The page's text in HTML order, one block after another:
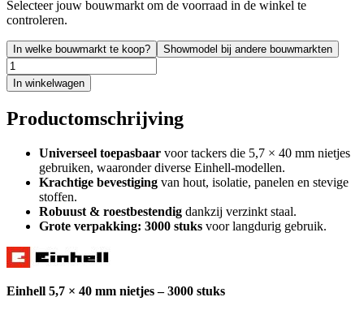
Selecteer jouw bouwmarkt om de voorraad in de winkel te
controleren.
In welke bouwmarkt te koop? Showmodel bij andere bouwmarkten
In winkelwagen
Productomschrijving
Universeel toepasbaar voor tackers die 5,7 × 40 mm nietjes
gebruiken, waaronder diverse Einhell-modellen.
Krachtige bevestiging van hout, isolatie, panelen en stevige
stoffen.
Robuust & roestbestendig dankzij verzinkt staal.
Grote verpakking: 3000 stuks voor langdurig gebruik.
Einhell 5,7 × 40 mm nietjes – 3000 stuks